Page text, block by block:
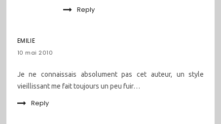
Reply
EMILIE
10 mai 2010
Je ne connaissais absolument pas cet auteur, un style
vieillissant me fait toujours un peu fuir…
Reply